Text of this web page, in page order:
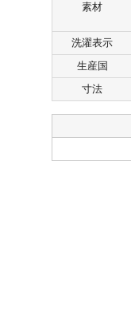
素材
洗濯表示
生産国
寸法